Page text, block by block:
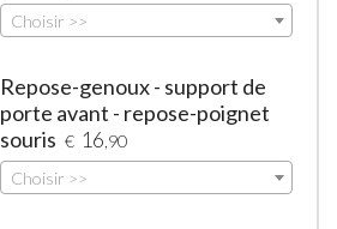
Choisir >>
Repose-genoux - support de
porte avant - repose-poignet
souris € 16 ,90
Choisir >>